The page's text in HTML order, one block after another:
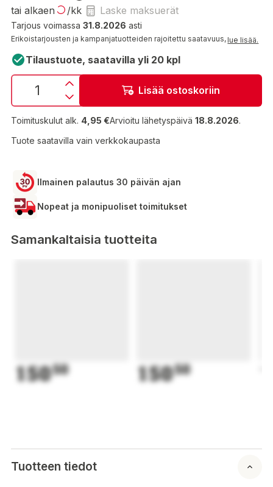
tai alkaen /kk Laske maksuerät
Tarjous voimassa 31.8.2026 asti
Erikoistarjousten ja kampanjatuotteiden rajoitettu saatavuus,lue lisää.
Tilaustuote, saatavilla yli 20 kpl
Lisää ostoskoriin
Toimituskulut alk. 4,95 €Arvioitu lähetyspäivä 18.8.2026.
Tuote saatavilla vain verkkokaupasta
Ilmainen palautus 30 päivän ajan
Nopeat ja monipuoliset toimitukset
Samankaltaisia tuotteita
15050 15050
Tuotteen tiedot